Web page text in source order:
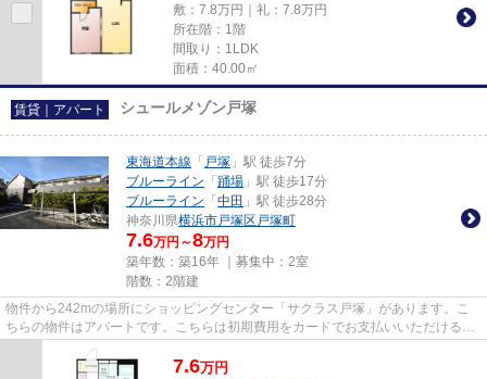
敷：7.8万円｜礼：7.8万円
所在階：1階
間取り：1LDK
面積：40.00㎡
賃貸｜アパート シュールメゾン戸塚
東海道本線 「 戸塚 」駅 徒歩7分
ブルーライン 「 踊場 」駅 徒歩17分
ブルーライン 「 中田 」駅 徒歩28分
神奈川県横浜市戸塚区 戸塚町
7.6万円～8万円
築年数：築16年 ｜募集中： 2室
階数：2階建
物件から242mの場所にショッピングセンター「サクラス戸塚」があります。こ
ちらの物件はアパートです。こちらは初期費用をカードでお支払いいただける物
件です。道が平坦だと買い物も...
7.6万円